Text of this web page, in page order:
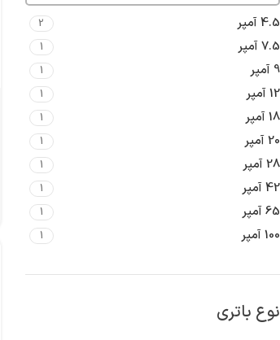
4.5 آمپر 2
7.5 آمپر 1
9 آمپر 1
12 آمپر 1
18 آمپر 1
20 آمپر 1
28 آمپر 1
42 آمپر 1
65 آمپر 1
100 آمپر 1
نوع باتری